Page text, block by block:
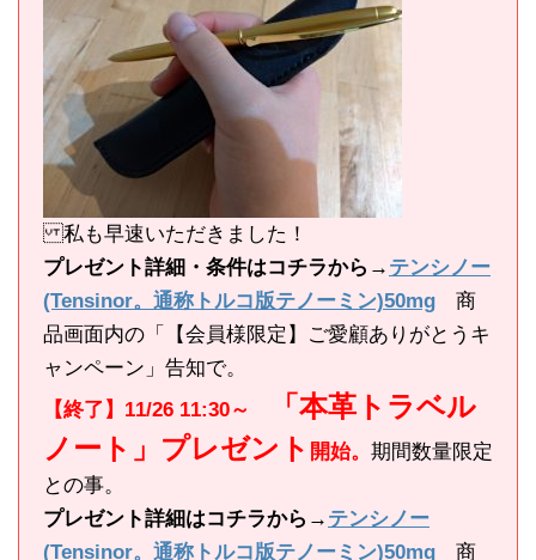
私も早速いただきました！
プレゼント詳細・条件はコチラから→ テンシノー
(Tensinor。通称トルコ版テノーミン)50mg 商
品画面内の「【会員様限定】ご愛顧ありがとうキ
ャンペーン」告知で。
【終了】11/26 11:30～
「本革トラベル
ノート」プレゼント 開始。 期間数量限定
との事。
プレゼント詳細はコチラから→ テンシノー
(Tensinor。通称トルコ版テノーミン)50mg 商